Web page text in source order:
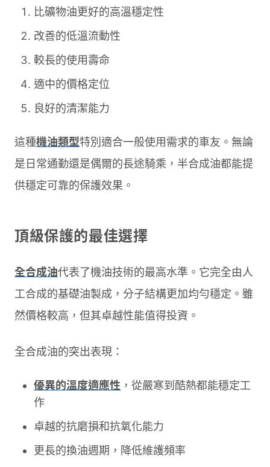
比礦物油更好的高溫穩定性
改善的低溫流動性
較長的使用壽命
適中的價格定位
良好的清潔能力
這種機油類型特別適合一般使用需求的車友。無論
是日常通勤還是偶爾的長途騎乘，半合成油都能提
供穩定可靠的保護效果。
頂級保護的最佳選擇
全合成油代表了機油技術的最高水準。它完全由人
工合成的基礎油製成，分子結構更加均勻穩定。雖
然價格較高，但其卓越性能值得投資。
全合成油的突出表現：
優異的溫度適應性 ，從嚴寒到酷熱都能穩定工
作
卓越的抗磨損和抗氧化能力
更長的換油週期，降低維護頻率